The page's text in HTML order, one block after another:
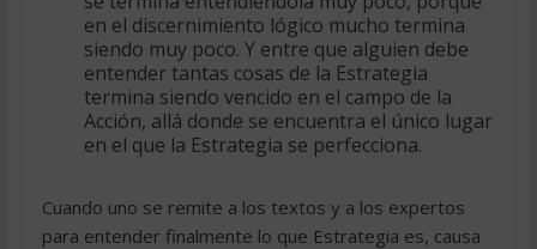
en el discernimiento lógico mucho termina
siendo muy poco. Y entre que alguien debe
entender tantas cosas de la Estrategia
termina siendo vencido en el campo de la
Acción, allá donde se encuentra el único lugar
en el que la Estrategia se perfecciona.
Cuando uno se remite a los textos y a los expertos
para entender finalmente lo que Estrategia es, causa